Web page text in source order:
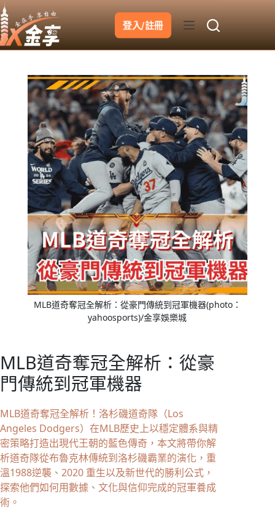
跳
至
主
要
登入/註冊
MLB道奇奪冠全解析：從豪門傳統到冠軍機器(photo：
yahoosports)/金享娛樂城
MLB道奇奪冠全解析：從豪
門傳統到冠軍機器
MLB道奇奪冠全解析！洛杉磯道奇隊（Los
Angeles Dodgers）在MLB歷史上以穩定體系與精
密策略打造出現代王朝的藍色傳奇，本文將帶你解
析道奇隊從布魯克林傳統到洛杉磯霸業的演化，重
溫1988逆襲、2020 重生以及新世代的勝利公式，
探索他們如何用數據、文化與信仰完成的冠軍養成
術。